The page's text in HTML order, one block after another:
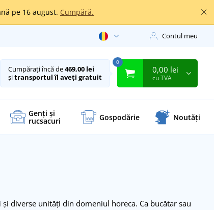
pe 16 august. Cumpără.
Contul meu
Cumpărați încă de469,00 lei
șitransportul îl aveți gratuit
0
0,00 lei
cu TVA
Genți și
rucsacuri Gospodărie Noutăți
diverse unități din domeniul horeca. Ca bucătar sau